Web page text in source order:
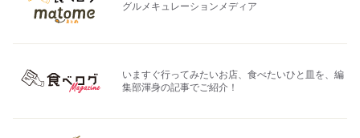
グルメキュレーションメディア
いますぐ行ってみたいお店、食べたいひと皿を、編
集部渾身の記事でご紹介！